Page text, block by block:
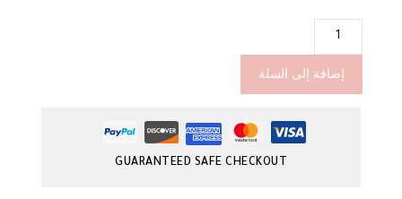
ر.س199.00.
كمية
Women
إضافة إلى السلة
GUARANTEED SAFE CHECKOUT